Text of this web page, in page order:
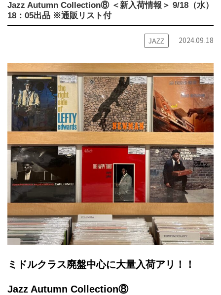
Jazz Autumn Collection⑧ ＜新入荷情報＞ 9/18（水）
18：05出品 ※通販リスト付
JAZZ 2024.09.18
ミドルクラス廃盤中心に大量入荷アリ！！
Jazz Autumn Collection⑧